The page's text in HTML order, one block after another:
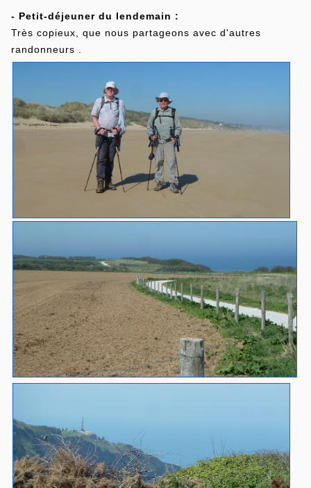
- Petit-déjeuner du lendemain :
Très copieux, que nous partageons avec d'autres
randonneurs .